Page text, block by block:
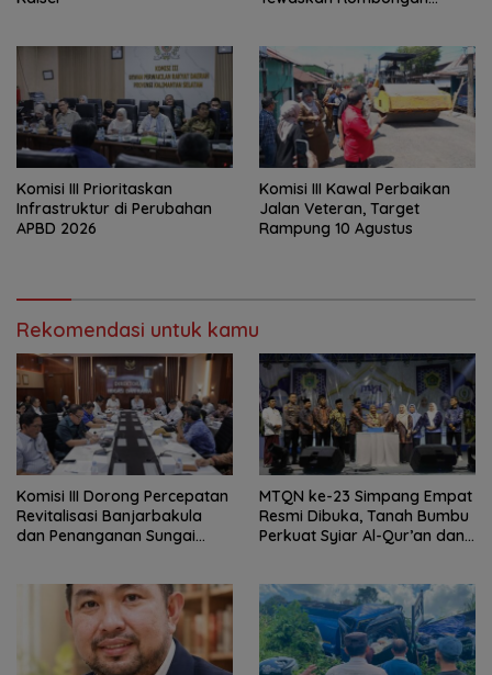
‎Komisi III Prioritaskan
Infrastruktur di Perubahan
APBD 2026
Komisi III Kawal Perbaikan
Jalan Veteran, Target
Rampung 10 Agustus
Rekomendasi untuk kamu
‎Komisi III Dorong Percepatan
Revitalisasi Banjarbakula
dan Penanganan Sungai
MTQN ke-23 Simpang Empat
Resmi Dibuka, Tanah Bumbu
Perkuat Syiar Al-Qur’an dan